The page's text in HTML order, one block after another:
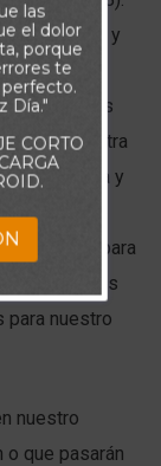
sueños y
de esa
Faraón y, es
se encuentra
los perdona y
historia de
ejemplo para
hoy: “Dios
para nuestro
nuestro
o que pasarán
las
el dolor
porque
te
Día."
CORTO